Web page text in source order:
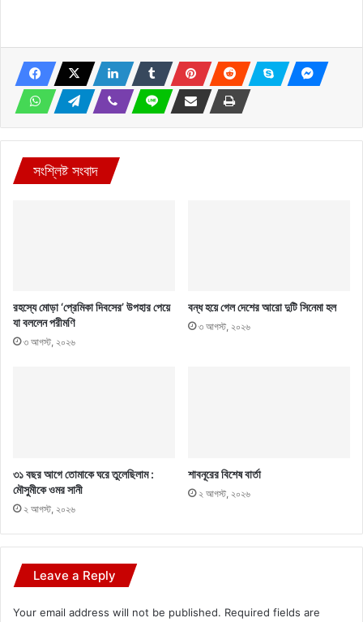
সংশ্লিষ্ট সংবাদ
রহস্যে মোড়া ‘প্রেমিকা দিবসের’ উপহার পেয়ে
যা বললেন পরীমণি
৩ আগস্ট, ২০২৬
বন্ধ হয়ে গেল দেশের আরো দুটি সিনেমা হল
৩ আগস্ট, ২০২৬
৩১ বছর আগে তোমাকে ঘরে তুলেছিলাম :
মৌসুমীকে ওমর সানী
২ আগস্ট, ২০২৬
শাবনূরের বিশেষ বার্তা
২ আগস্ট, ২০২৬
Leave a Reply
Your email address will not be published. Required fields are